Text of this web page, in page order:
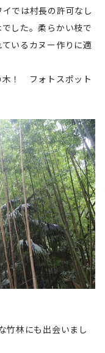
では村長の許可なし
した。柔らかい枝で
いるカヌー作りに適
木！ フォトスポット
竹林にも出会いまし